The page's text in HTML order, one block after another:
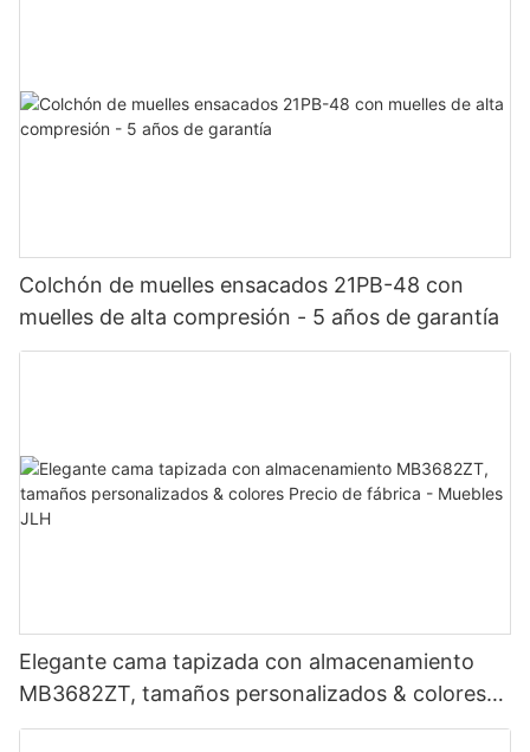
Colchón de muelles ensacados 21PB-48 con
muelles de alta compresión - 5 años de garantía
Elegante cama tapizada con almacenamiento
MB3682ZT, tamaños personalizados & colores
Precio de fábrica - Muebles JLH